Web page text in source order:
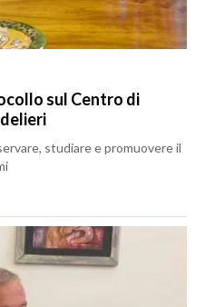
sul Centro di
studiare e promuovere il